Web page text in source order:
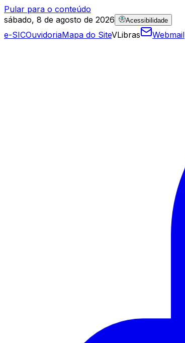
Pular para o conteúdo
sábado, 8 de agosto de 2026
Acessibilidade
e-SICOuvidoriaMapa do SiteVLibras Webmail